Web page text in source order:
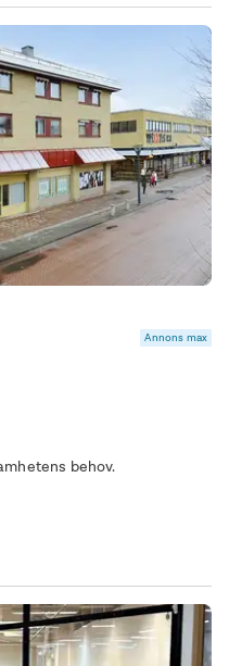
Annons max
behov.